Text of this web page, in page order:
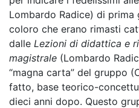
Lombardo Radice) di prima
coloro che erano rimasti
dalle Lezioni di didattica e
magistrale (Lombardo
“magna carta” del gruppo
fatto, base teorico-
dieci anni dopo. Questo